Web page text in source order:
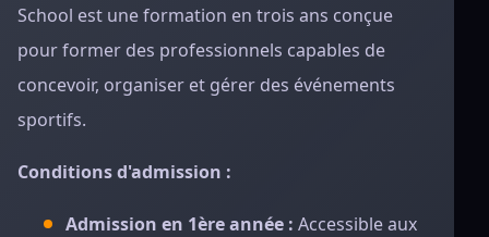
School est une formation en trois ans conçue
pour former des professionnels capables de
concevoir, organiser et gérer des événements
sportifs.
Conditions d'admission :
Admission en 1ère année : Accessible aux